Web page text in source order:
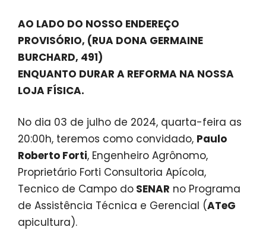
AO LADO DO NOSSO ENDEREÇO
PROVISÓRIO, (RUA DONA GERMAINE
BURCHARD, 491)
ENQUANTO DURAR A REFORMA NA NOSSA
LOJA FÍSICA.
No dia 03 de julho de 2024, quarta-feira as
20:00h, teremos como convidado, Paulo
Roberto Forti, Engenheiro Agrônomo,
Proprietário Forti Consultoria Apícola,
Tecnico de Campo do SENAR no Programa
de Assistência Técnica e Gerencial (ATeG
apicultura).